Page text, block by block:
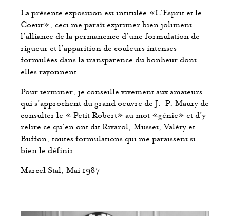
La présente exposition est intitulée «L’Esprit et le
Coeur», ceci me paraît exprimer bien joliment
l’alliance de la permanence d’une formulation de
rigueur et l’apparition de couleurs intenses
formulées dans la transparence du bonheur dont
elles rayonnent.
Pour terminer, je conseille vivement aux amateurs
qui s’approchent du grand oeuvre de J.-P. Maury de
consulter le « Petit Robert» au mot «génie» et d’y
relire ce qu’en ont dit Rivarol, Musset, Valéry et
Buffon, toutes formulations qui me paraissent si
bien le définir.
Marcel Stal, Mai 1987